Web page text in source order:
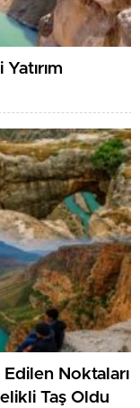
Noktaları
Taş Oldu